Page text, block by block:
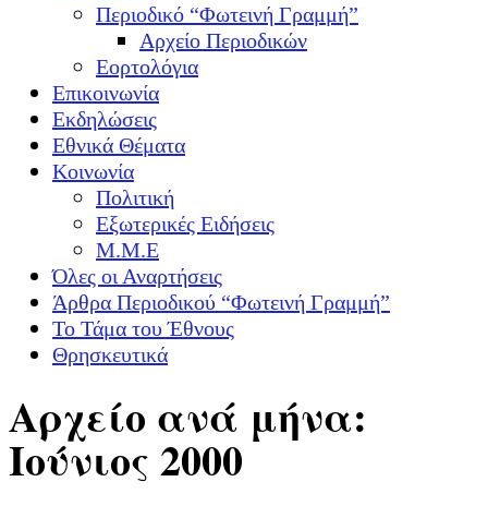
Περιοδικό “Φωτεινή Γραμμή”
Αρχείο Περιοδικών
Εορτολόγια
Επικοινωνία
Εκδηλώσεις
Εθνικά Θέματα
Κοινωνία
Πολιτική
Εξωτερικές Ειδήσεις
Μ.Μ.Ε
Όλες οι Αναρτήσεις
Άρθρα Περιοδικού “Φωτεινή Γραμμή”
Το Τάμα του Έθνους
Θρησκευτικά
Αρχείο ανά μήνα:
Ιούνιος 2000